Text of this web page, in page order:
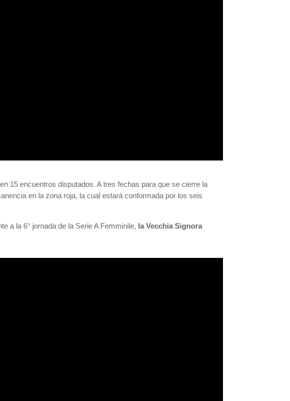
15 encuentros disputados. A tres fechas para que se cierre la
en la zona roja, la cual estará conformada por los seis
a la 6° jornada de la Serie A Femminile, la Vecchia Signora